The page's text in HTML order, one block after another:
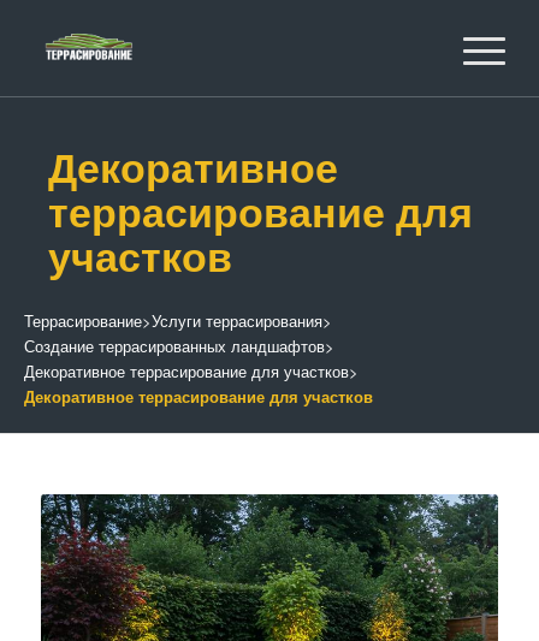
Декоративное
террасирование для
участков
Террасирование>Услуги террасирования>
Создание террасированных ландшафтов>
Декоративное террасирование для участков>
Декоративное террасирование для участков